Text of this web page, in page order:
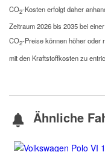
CO2-Kosten erfolgt daher
Zeitraum 2026 bis 2035 bei
CO2-Preise können höher oder
mit den Kraftstoffkosten zu
Ähnliche